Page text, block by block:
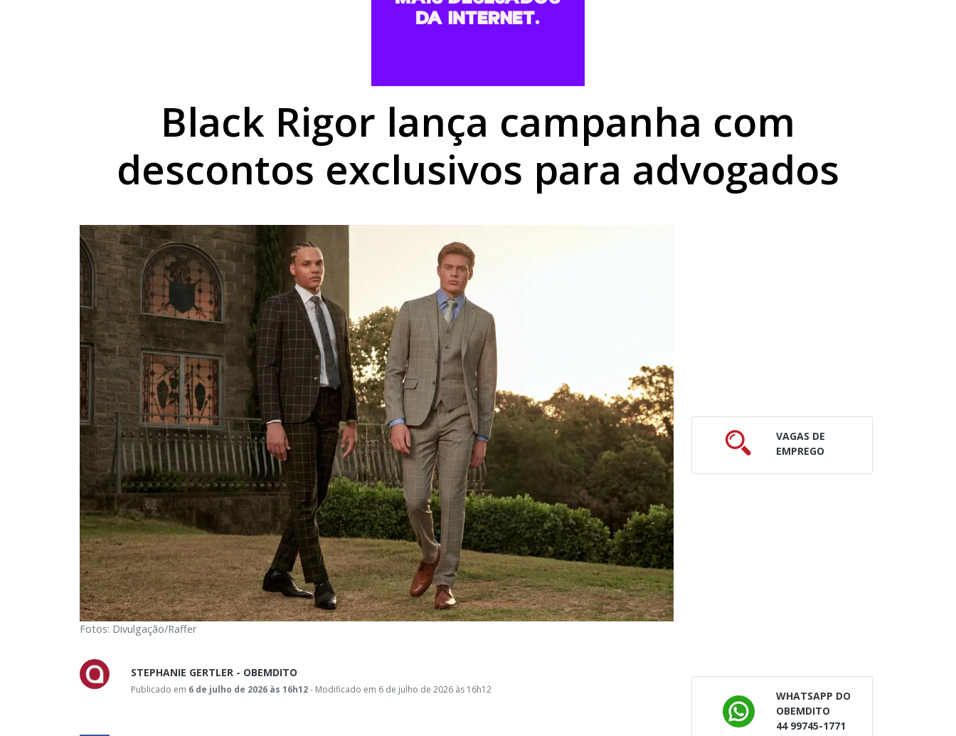
Sicredi reforça compromisso com Goioerê durante a Expo Goio, que começa nesta sexta
Black Rigor lança campanha com
descontos exclusivos para advogados
Fotos: Divulgação/Raffer
STEPHANIE GERTLER - OBEMDITO
Publicado em 6 de julho de 2026 às 16h12- Modificado em 6 de julho de 2026 às 16h12
VAGAS DE
EMPREGO
WHATSAPP DO
OBEMDITO
44 99745-1771